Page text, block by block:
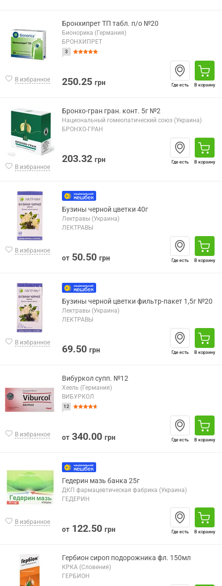
В избранное
Бронхипрет ТП табл. п/о №20
Бионорика (Германия)
БРОНХИПРЕТ
3
250.25 грн Где есть В корзину
В избранное
Бронхо-гран гран. конт. 5г №2
Национальный гомеопатический союз (Украина)
БРОНХО-ГРАН
203.32 грн Где есть В корзину
В избранное
Бузины черной цветки 40г
Лектравы (Украина)
ЛЕКТРАВЫ
от 50.50 грн Где есть В корзину
В избранное
Бузины черной цветки фильтр-пакет 1,5г №20
Лектравы (Украина)
ЛЕКТРАВЫ
69.50 грн Где есть В корзину
В избранное
Вибуркол супп. №12
Хеель (Германия)
ВИБУРКОЛ
12
от 340.00 грн Где есть В корзину
В избранное
Гедерин мазь банка 25г
ДКП фармацевтическая фабрика (Украина)
ГЕДЕРИН
от 122.50 грн Где есть В корзину
Гербион сироп подорожника фл. 150мл
КРКА (Словения)
ГЕРБИОН